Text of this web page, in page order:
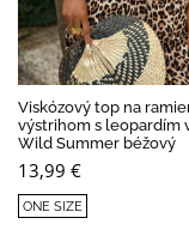
Viskózový top na
výstrihom s leopardím
Wild Summer béžový
13,99 €
ONE SIZE